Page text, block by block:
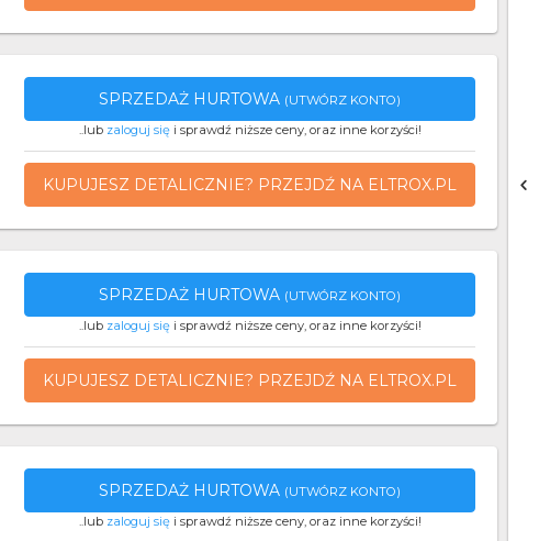
SPRZEDAŻ HURTOWA (UTWÓRZ KONTO)
..lub zaloguj sięi sprawdź niższe ceny, oraz inne korzyści!
KUPUJESZ DETALICZNIE? PRZEJDŹ NA ELTROX.PL
SPRZEDAŻ HURTOWA (UTWÓRZ KONTO)
..lub zaloguj sięi sprawdź niższe ceny, oraz inne korzyści!
KUPUJESZ DETALICZNIE? PRZEJDŹ NA ELTROX.PL
SPRZEDAŻ HURTOWA (UTWÓRZ KONTO)
..lub zaloguj sięi sprawdź niższe ceny, oraz inne korzyści!